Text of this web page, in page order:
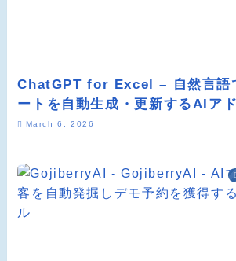
ChatGPT for Excel – 自然言語
ートを自動生成・更新するAIア
March 6, 2026